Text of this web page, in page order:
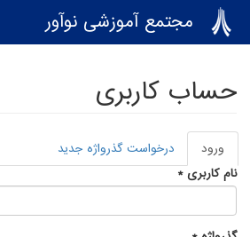
رفتن به محتوای اصلی
مجتمع آموزشی نوآور
حساب کاربری
تب‌های اولیه
ورود
فعال)
درخواست گذرواژه جدید
نام کاربری*